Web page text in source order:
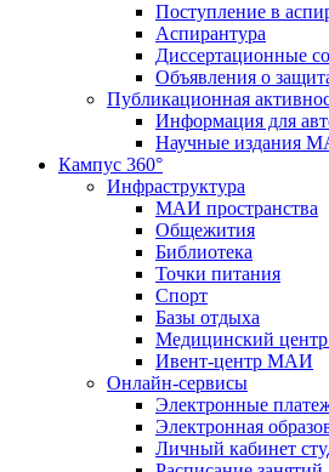
Поступление в
Аспирантура
Диссертационные
Объявления о
Публикационная
Информация для
Научные издания
Кампус 360°
Инфраструктура
МАИ пространства
Общежития
Библиотека
Точки питания
Спорт
Базы отдыха
Медицинский
Ивент-центр МАИ
Онлайн-сервисы
Электронные
Электронная
Личный кабинет